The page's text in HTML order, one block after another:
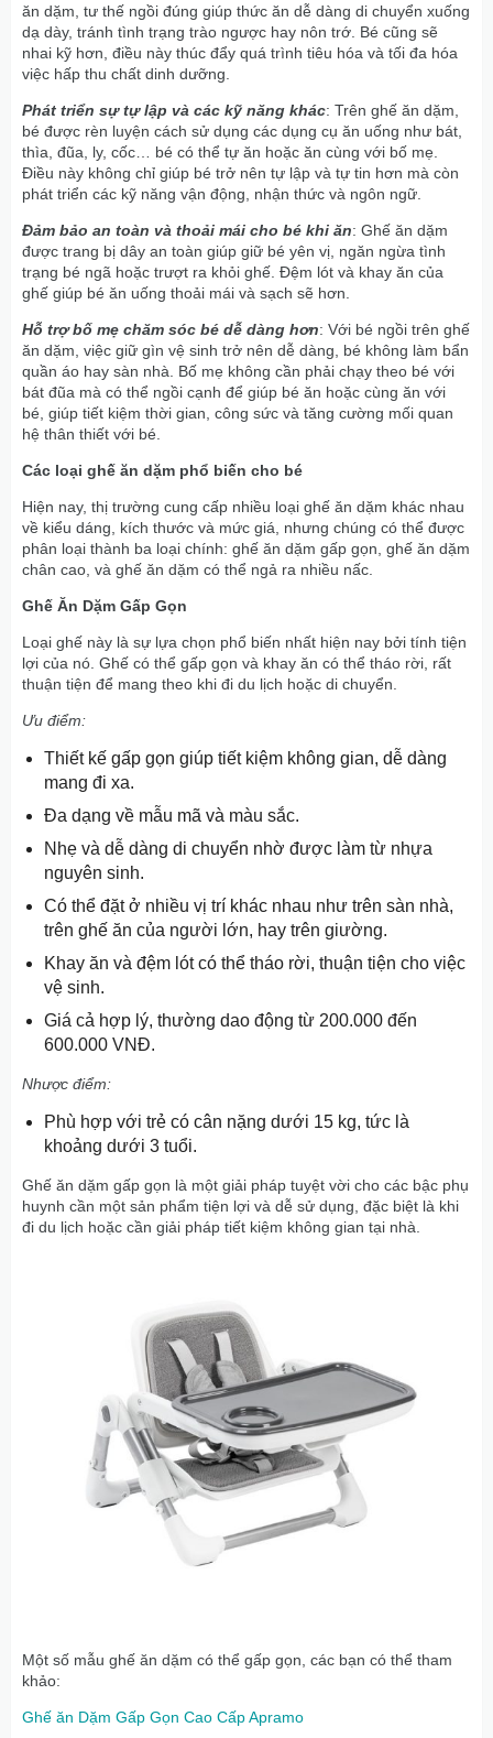
ăn dặm, tư thế ngồi đúng giúp thức ăn dễ dàng di chuyển xuống
dạ dày, tránh tình trạng trào ngược hay nôn trớ. Bé cũng sẽ
nhai kỹ hơn, điều này thúc đẩy quá trình tiêu hóa và tối đa hóa
việc hấp thu chất dinh dưỡng.
Phát triển sự tự lập và các kỹ năng khác: Trên ghế ăn dặm,
bé được rèn luyện cách sử dụng các dụng cụ ăn uống như bát,
thìa, đũa, ly, cốc… bé có thể tự ăn hoặc ăn cùng với bố mẹ.
Điều này không chỉ giúp bé trở nên tự lập và tự tin hơn mà còn
phát triển các kỹ năng vận động, nhận thức và ngôn ngữ.
Đảm bảo an toàn và thoải mái cho bé khi ăn: Ghế ăn dặm
được trang bị dây an toàn giúp giữ bé yên vị, ngăn ngừa tình
trạng bé ngã hoặc trượt ra khỏi ghế. Đệm lót và khay ăn của
ghế giúp bé ăn uống thoải mái và sạch sẽ hơn.
Hỗ trợ bố mẹ chăm sóc bé dễ dàng hơn: Với bé ngồi trên ghế
ăn dặm, việc giữ gìn vệ sinh trở nên dễ dàng, bé không làm bẩn
quần áo hay sàn nhà. Bố mẹ không cần phải chạy theo bé với
bát đũa mà có thể ngồi cạnh để giúp bé ăn hoặc cùng ăn với
bé, giúp tiết kiệm thời gian, công sức và tăng cường mối quan
hệ thân thiết với bé.
Các loại ghế ăn dặm phổ biến cho bé
Hiện nay, thị trường cung cấp nhiều loại ghế ăn dặm khác nhau
về kiểu dáng, kích thước và mức giá, nhưng chúng có thể được
phân loại thành ba loại chính: ghế ăn dặm gấp gọn, ghế ăn dặm
chân cao, và ghế ăn dặm có thể ngả ra nhiều nấc.
Ghế Ăn Dặm Gấp Gọn
Loại ghế này là sự lựa chọn phổ biến nhất hiện nay bởi tính tiện
lợi của nó. Ghế có thể gấp gọn và khay ăn có thể tháo rời, rất
thuận tiện để mang theo khi đi du lịch hoặc di chuyển.
Ưu điểm:
Thiết kế gấp gọn giúp tiết kiệm không gian, dễ dàng
mang đi xa.
Đa dạng về mẫu mã và màu sắc.
Nhẹ và dễ dàng di chuyển nhờ được làm từ nhựa
nguyên sinh.
Có thể đặt ở nhiều vị trí khác nhau như trên sàn nhà,
trên ghế ăn của người lớn, hay trên giường.
Khay ăn và đệm lót có thể tháo rời, thuận tiện cho việc
vệ sinh.
Giá cả hợp lý, thường dao động từ 200.000 đến
600.000 VNĐ.
Nhược điểm:
Phù hợp với trẻ có cân nặng dưới 15 kg, tức là
khoảng dưới 3 tuổi.
Ghế ăn dặm gấp gọn là một giải pháp tuyệt vời cho các bậc phụ
huynh cần một sản phẩm tiện lợi và dễ sử dụng, đặc biệt là khi
đi du lịch hoặc cần giải pháp tiết kiệm không gian tại nhà.
Một số mẫu ghế ăn dặm có thể gấp gọn, các bạn có thể tham
khảo:
Ghế ăn Dặm Gấp Gọn Cao Cấp Apramo